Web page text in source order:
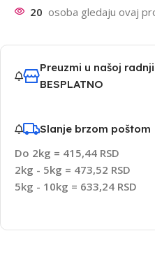
20 osoba gledaju ovaj
Preuzmi u našoj
BESPLATNO
Slanje brzom poštom
Do 2kg = 415,44 RSD
2kg - 5kg = 473,52 RSD
5kg - 10kg = 633,24 RSD